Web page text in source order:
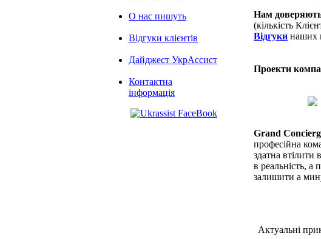
О нас пишуть
Відгуки клієнтів
Дайджест УкрАссист
Контактна
інформація
Нам
(кількість
Відгуки наших
Проекти
Grand
професійна
здатна втілити
в реальність, а
залишити а
Актуальні